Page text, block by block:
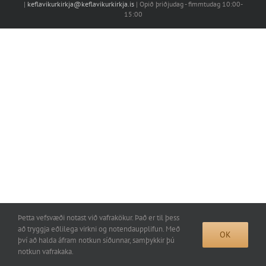
| keflavikurkirkja@keflavikurkirkja.is| Opið þriðjudag - fimmtudag 10:00-
15:00
Þetta vefsvæði notast við vafrakökur. Það er til þess
að tryggja eðlilega virkni og notendaupplifun. Með
því að halda áfram notkun síðunnar, samþykkir þú
notkun vafrakaka.
OK